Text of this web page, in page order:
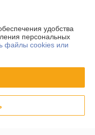
удобства
персональных
файлы cookies или